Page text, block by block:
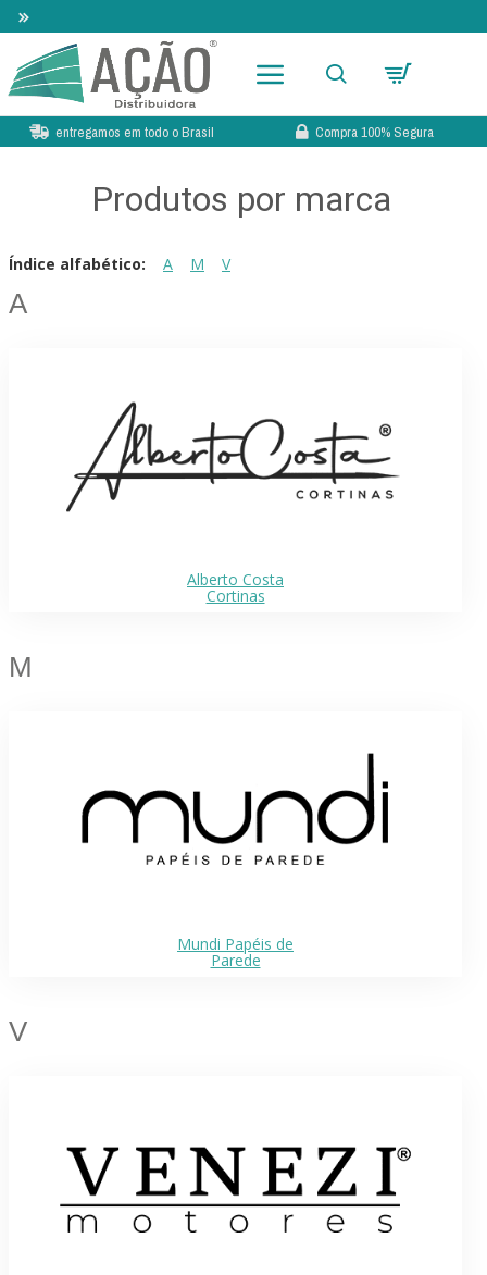
entregamos em todo o Brasil Compra 100% Segura
Produtos por marca
Índice alfabético: A M V
A
Alberto Costa
Cortinas
M
Mundi Papéis de
Parede
V